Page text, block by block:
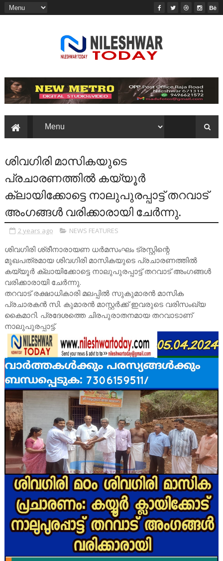
ശിവഗിരി മാസികയുടെ
പ്രചാരണത്തിൽ കയ്യൂർ
ക്ലായിക്കോട്ടെ നാലുപുരപ്പാട്ട് തറവാട്
അംഗങ്ങൾ വരിക്കാരായി ചേർന്നു.
2 years ago NEWS FEATURES
ശിവഗിരി ശ്രീനാരായണ ധർമസംഘം ട്രസ്റ്റിന്റെ
മുഖപത്രമായ ശിവഗിരി മാസികയുടെ പ്രചാരണത്തിൽ
കയ്യൂർ ക്ലായിക്കോട്ടെ നാലുപുരപ്പാട്ട് തറവാട് അംഗങ്ങൾ
വരിക്കാരായി ചേർന്നു.
തറവാട് രക്ഷാധികാരി മലപ്പിൽ സുകുമാരൻ മാസിക
പ്രചാരകൻ സി. കുമാരൻ മാസ്റ്റർക്ക് ഇവരുടെ വരിസംഖ്യ
കൈമാറി. പ്രദേശത്തെ ചിരപുരാതനമായ തറവാടാണ്
നാലുപുരപ്പാട്ട്.